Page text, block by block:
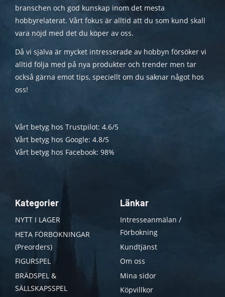
branschen och god kunskap inom det mesta
hobbyrelaterat. Vårt fokus är alltid att du som kund skall
vara nöjd med det du köper av oss.
Då vi själva är mycket intresserade av hobbyn försöker vi
alltid följa med på nya produkter och trender men tar
också gärna emot tips, speciellt om du saknar något hos
oss!
Vårt betyg hos Trustpilot: 4.6/5
Vårt betyg hos Google: 4.8/5
Vårt betyg hos Facebook: 98%
Kategorier
NYTT I LAGER
HETA FÖRBOKNINGAR
(Preorders)
FIGURSPEL
BRÄDSPEL &
SÄLLSKAPSSPEL
Länkar
Intresseanmälan /
Förbokning
Kundtjänst
Om oss
Mina sidor
Köpvillkor